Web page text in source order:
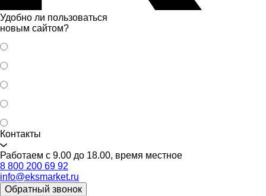
Удобно ли пользоваться
новым сайтом?
Контакты
Работаем с 9.00 до 18.00, время местное
8 800 200 69 92
info@eksmarket.ru
Обратный звонок